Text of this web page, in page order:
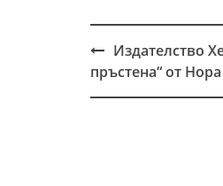
Post
navigation
Издателство
пръстена“ от